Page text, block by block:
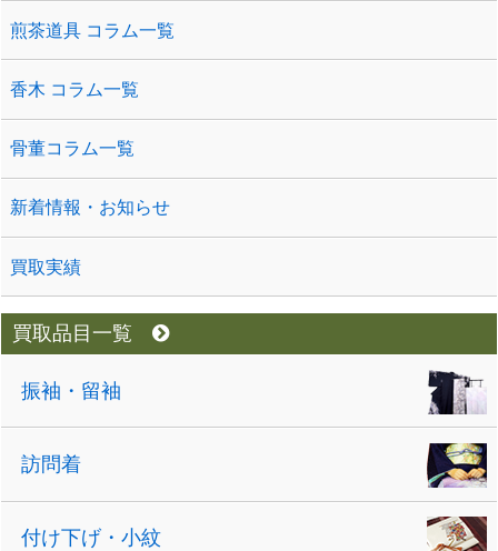
煎茶道具 コラム一覧
香木 コラム一覧
骨董コラム一覧
新着情報・お知らせ
買取実績
買取品目一覧
振袖・留袖
訪問着
付け下げ・小紋